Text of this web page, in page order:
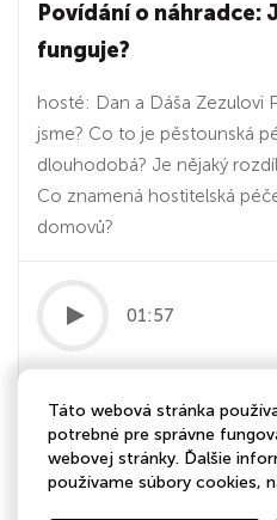
Povídání o náhradce:
funguje?
hosté: Dan a Dáša Zezulovi
jsme? Co to je pěstounská
dlouhodobá? Je nějaký
Co znamená hostitelská
domovů?
01:57
Vítejte!
Vítejte u nového podcastu
Táto webová stránka
potrebné pre správne
webovej stránky. Ďalšie
používame súbory cookies,